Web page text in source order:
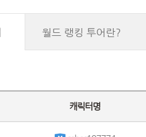
월드 랭킹 투어란?
캐릭터명